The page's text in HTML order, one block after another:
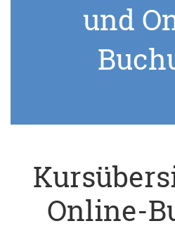
und
Online-